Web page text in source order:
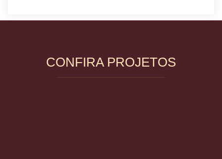
CONFIRA PROJETOS